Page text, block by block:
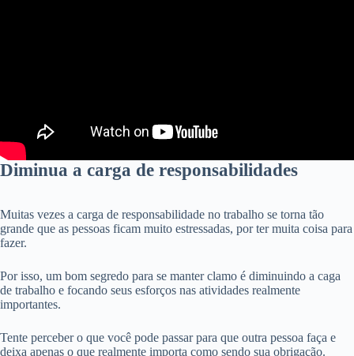
Diminua a carga de responsabilidades
Muitas vezes a carga de responsabilidade no trabalho se torna tão
grande que as pessoas ficam muito estressadas, por ter muita coisa para
fazer.
Por isso, um bom segredo para se manter clamo é diminuindo a caga
de trabalho e focando seus esforços nas atividades realmente
importantes.
Tente perceber o que você pode passar para que outra pessoa faça e
deixa apenas o que realmente importa como sendo sua obrigação.